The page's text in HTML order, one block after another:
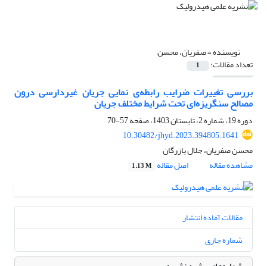
نویسنده =صفریان، محسن
تعداد مقالات: 1
بررسی تغییرات ضرایب رابطه‌ی نمایی جریان غیردارسی درون
مصالح سنگریزه‌ای تحت شرایط مختلف جریان
دوره 19، شماره 2، تابستان 1403، صفحه
57-70
10.30482/jhyd.2023.394805.1641
محسن صفریان، جلال بازرگان
مشاهده مقاله
اصل مقاله 1.13 M
مقالات آماده انتشار
شماره جاری